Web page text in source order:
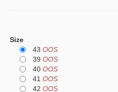
Size
43 OOS
39 OOS
40 OOS
41 OOS
42 OOS